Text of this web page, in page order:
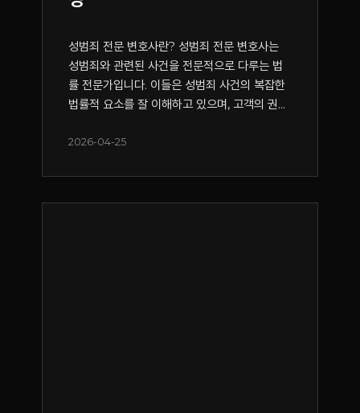
성범죄 전문 변호사란? 성범죄 전문 변호사는
성범죄와 관련된 사건을 전문적으로 다루는 법
률 전문가입니다. 이들은 성범죄 사건의 복잡한
법률적 요소를 잘 이해하고 있으며, 고객의 권...
2026-04-25